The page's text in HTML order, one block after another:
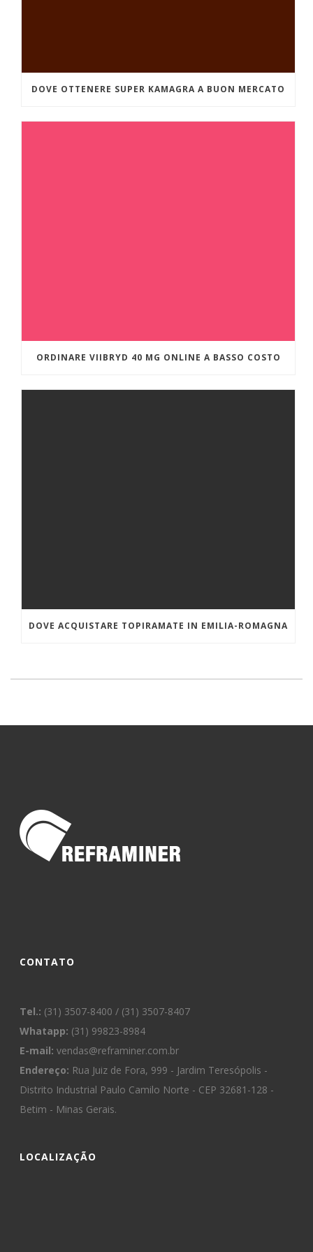
DOVE OTTENERE SUPER KAMAGRA A BUON MERCATO
ORDINARE VIIBRYD 40 MG ONLINE A BASSO COSTO
DOVE ACQUISTARE TOPIRAMATE IN EMILIA-ROMAGNA
CONTATO
Tel.: (31) 3507-8400 / (31) 3507-8407
Whatapp: (31) 99823-8984
E-mail: vendas@reframiner.com.br
Endereço: Rua Juiz de Fora, 999 - Jardim Teresópolis -
Distrito Industrial Paulo Camilo Norte - CEP 32681-128 -
Betim - Minas Gerais.
LOCALIZAÇÃO